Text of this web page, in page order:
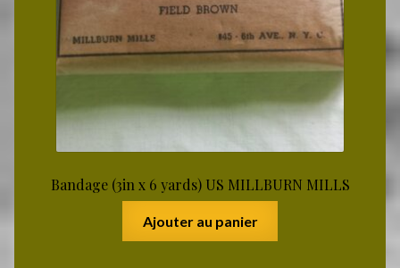
Bandage (3in x 6 yards) US MILLBURN MILLS
Ajouter au panier